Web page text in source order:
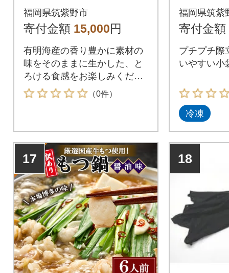
有明海産の一番摘み限
定(筑紫野市)
福岡県筑紫野市
寄付金額 15,000円
有明海産の香り豊かに素材の
味をそのままに生かした、と
ろける食感をお楽しみくださ
い。
（0件）
(筑紫野
福岡県筑紫
寄付金額
プチプチ際
いやすい小
冷凍
17 18